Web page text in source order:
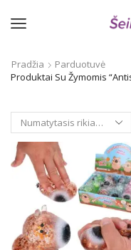
Pradžia
Parduotuvė
Produktai Su Žymomis